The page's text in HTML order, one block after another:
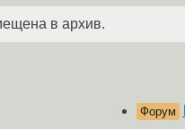
в архив.
Форум